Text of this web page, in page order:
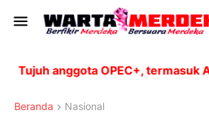
anggota OPEC+, termasuk
Beranda Nasional